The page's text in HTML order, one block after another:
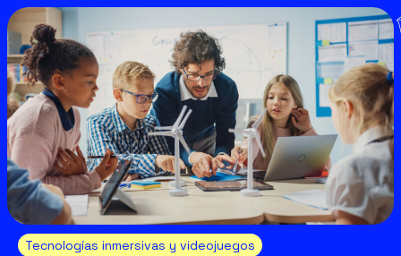
Tecnologías inmersivas y videojuegos